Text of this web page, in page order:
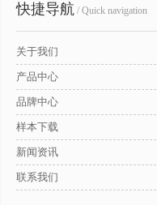
快捷导航 / Quick navigation
关于我们
产品中心
品牌中心
样本下载
新闻资讯
联系我们